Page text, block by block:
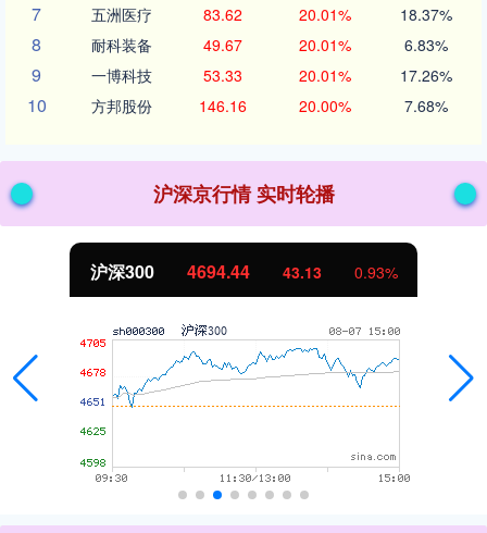
7 五洲医疗 83.62 20.01% 18.37%
8 耐科装备 49.67 20.01% 6.83%
9 一博科技 53.33 20.01% 17.26%
10 方邦股份 146.16 20.00% 7.68%
沪深京行情 实时轮播
北证50 1134.24 11.37